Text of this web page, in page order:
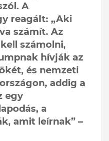
A
reagált: „Aki
számít. Az
számolni,
hívják az
és nemzeti
addig a
egy
a
amit leírnak” –